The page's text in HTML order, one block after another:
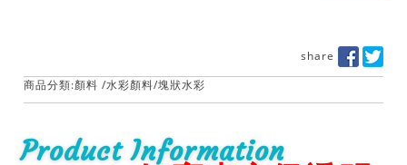
share
商品分類:顏料 /水彩顏料/塊狀水彩
Product Information